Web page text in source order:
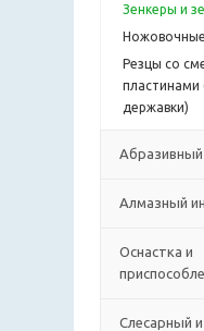
Зенкеры и
Резцы со
пластинами
державки)
Алмазный
Оснастка и
Слесарный